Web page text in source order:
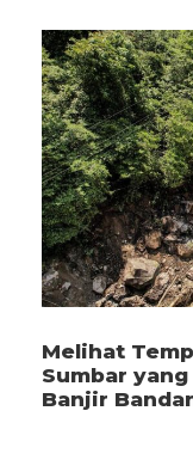
Melihat
Sumbar
Banjir